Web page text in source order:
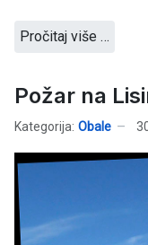
Pročitaj više …
Požar na
Kategorija: Obale